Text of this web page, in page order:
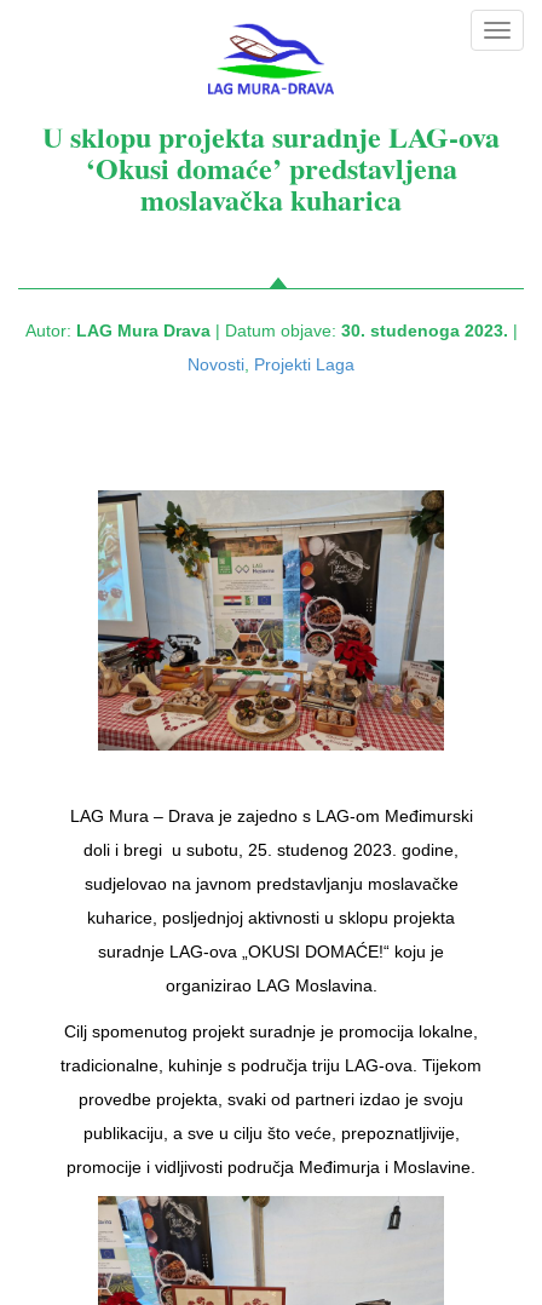
U sklopu projekta suradnje LAG-ova
‘Okusi domaće’ predstavljena
moslavačka kuharica
Autor: LAG Mura Drava| Datum objave: 30. studenoga 2023. |
Novosti Projekti Laga
LAG Mura – Drava je zajedno s LAG-om Međimurski
doli i bregi u subotu, 25. studenog 2023. godine,
sudjelovao na javnom predstavljanju moslavačke
kuharice, posljednjoj aktivnosti u sklopu projekta
suradnje LAG-ova „OKUSI DOMAĆE!“ koju je
organizirao LAG Moslavina.
Cilj spomenutog projekt suradnje je promocija lokalne,
tradicionalne, kuhinje s područja triju LAG-ova. Tijekom
provedbe projekta, svaki od partneri izdao je svoju
publikaciju, a sve u cilju što veće, prepoznatljivije,
promocije i vidljivosti područja Međimurja i Moslavine.